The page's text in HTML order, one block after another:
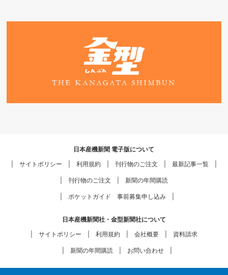
日本産機新聞 電子版について
サイトポリシー
利用規約 刊行物のご注文 最新記事一覧
刊行物のご注文 新聞の年間購読
ポケットガイド 事前募集申し込み
日本産機新聞社・金型新聞社について
サイトポリシー
利用規約 会社概要 資料請求
新聞の年間購読 お問い合わせ